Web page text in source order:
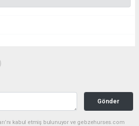
Gönder
kabul etmiş bulunuyor ve gebzehurses.com